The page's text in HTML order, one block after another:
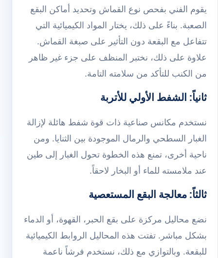
يقوم الفني بفحص نوع القماش وتحديد أماكن البقع
الصعبة. بناءً على ذلك، يختار المواد الكيميائية التي
تتفاعل مع البقعة دون التأثير على صبغة القماش.
علاوة على ذلك، نختبر المنظف على جزء غير ظاهر
من الكنب للتأكد من سلامته التامة.
ثانياً: الشفط الأولي للأتربة
نستخدم مكانس صناعية ذات قوة شفط هائلة لإزالة
الغبار السطحي والرمال الموجودة بين الثنايا. ومن
ناحية أخرى، تمنع هذه الخطوة تحول الغبار إلى طين
عند ملامسته للماء أو البخار لاحقاً.
ثالثاً: معالجة البقع المستعصية
نضع محاليل مركزة على بقع الحبر، القهوة، أو الدماء
بشكل مباشر. تفتت هذه المحاليل الروابط الكيميائية
للبقعة. وبالتوازي مع ذلك، نستخدم فرشاً ناعمة